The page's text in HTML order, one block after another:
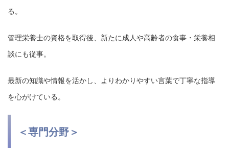
る。
管理栄養士の資格を取得後、新たに成人や高齢者の食事・栄養相
談にも従事。
最新の知識や情報を活かし、よりわかりやすい言葉で丁寧な指導
を心がけている。
＜専門分野＞